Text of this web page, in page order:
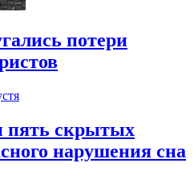
потери
пять скрытых
нарушения сна